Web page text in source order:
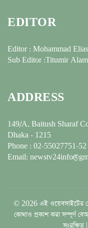
EDITOR
Editor : Mohammad
Sub Editor :Titumir Alam
ADDRESS
149/A, Baitush Sharaf
Dhaka - 1215
Phone : 02-55027751-52
Email:
© 2026 এই ওয়েবসাইটের
কোথাও প্রকাশ করা সম্পূর্ণ